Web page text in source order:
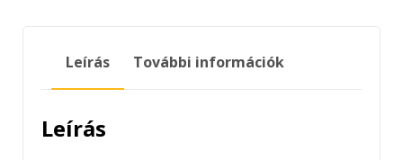
Leírás További információk
Leírás